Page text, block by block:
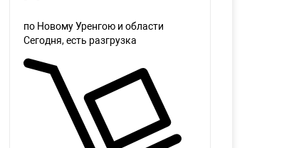
по Новому Уренгою и области
Сегодня, есть разгрузка